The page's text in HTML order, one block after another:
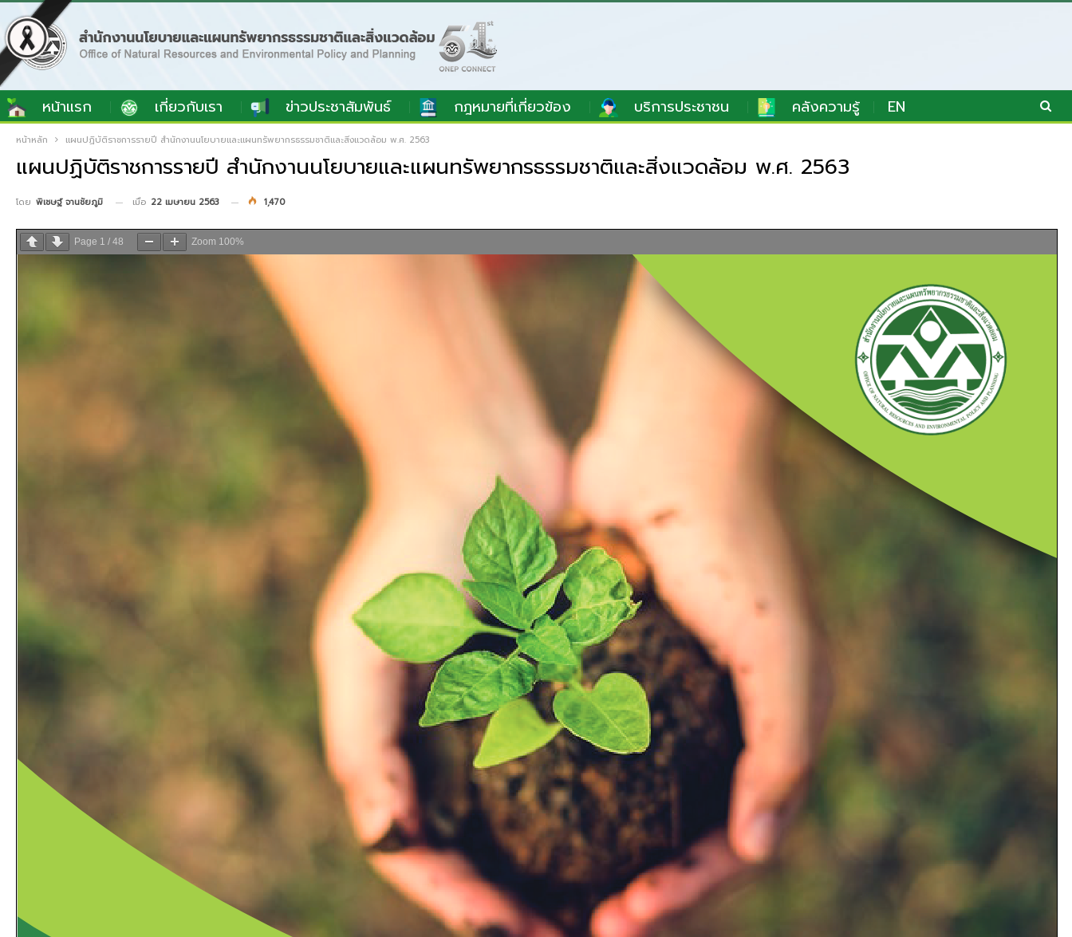
หน้าแรก เกี่ยวกับเรา ข่าวประชาสัมพันธ์ กฎหมายที่เกี่ยวข้อง บริการประชาชน คลังความรู้ EN
หน้าหลัก แผนปฏิบัติราชการรายปี สำนักงานนโยบายและแผนทรัพยากรธรรมชาติและสิ่งแวดล้อม พ.ศ. 2563
แผนปฏิบัติราชการรายปี สำนักงานนโยบายและแผนทรัพยากรธรรมชาติและสิ่งแวดล้อม พ.ศ. 2563
โดย พิเชษฐ์ จานชัยภูมิ เมื่อ 22 เมษายน 2563 1,470
Page 1 / 48 Zoom 100%